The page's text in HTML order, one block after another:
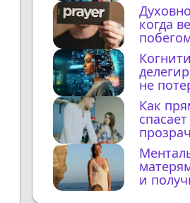
когда
не
с ИИ
Как
и